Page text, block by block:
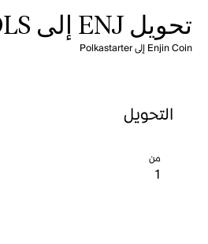
تحويل ENJ إلى POLS
Enjin Coin إلى Polkastarter
التحويل
من